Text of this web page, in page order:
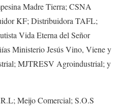
Madre Tierra; CSNA
KF; Distribuidora TAFL;
Vida Eterna del Señor
Ministerio Jesús Vino, Viene y
MJTRESV Agroindustrial; y
Meijo Comercial; S.O.S